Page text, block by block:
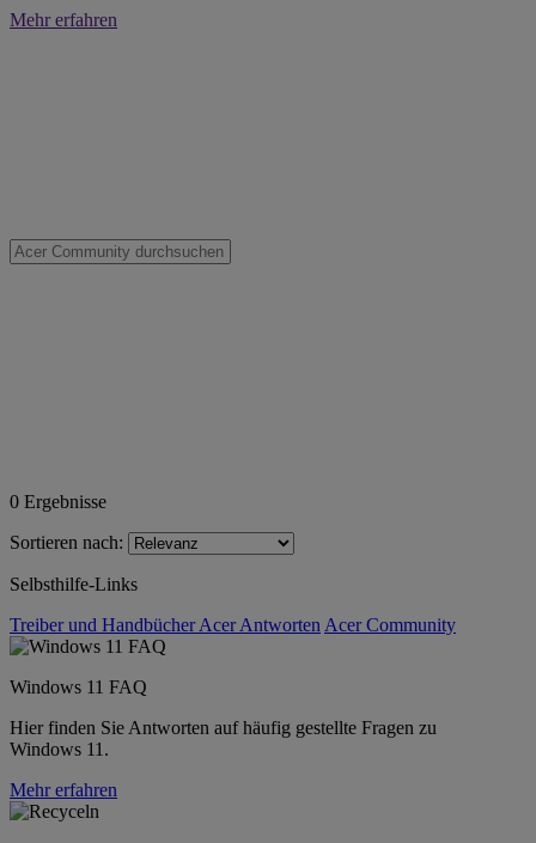
Mehr erfahren
0 Ergebnisse
Sortieren nach:
Selbsthilfe-Links
Treiber und HandbücherAcer Antworten Acer Community
Windows 11 FAQ
Hier finden Sie Antworten auf häufig gestellte Fragen zu
Windows 11.
Mehr erfahren